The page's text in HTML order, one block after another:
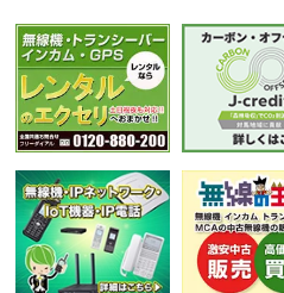
選択条件を